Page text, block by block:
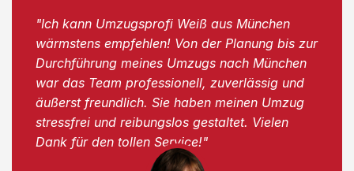
"Ich kann Umzugsprofi Weiß aus München
wärmstens empfehlen! Von der Planung bis zur
Durchführung meines Umzugs nach München
war das Team professionell, zuverlässig und
äußerst freundlich. Sie haben meinen Umzug
stressfrei und reibungslos gestaltet. Vielen
Dank für den tollen Service!"